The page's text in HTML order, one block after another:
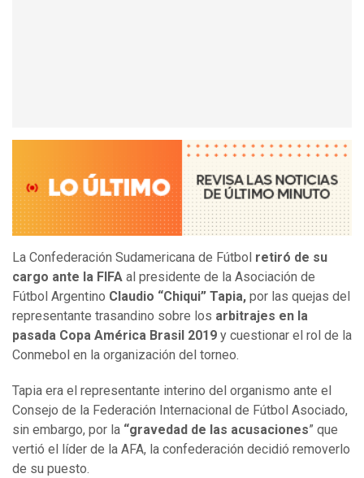
La Confederación Sudamericana de Fútbol retiró de su
cargo ante la FIFA al presidente de la Asociación de
Fútbol Argentino Claudio “Chiqui” Tapia, por las quejas del
representante trasandino sobre los arbitrajes en la
pasada Copa América Brasil 2019 y cuestionar el rol de la
Conmebol en la organización del torneo.
Tapia era el representante interino del organismo ante el
Consejo de la Federación Internacional de Fútbol Asociado,
sin embargo, por la “gravedad de las acusaciones” que
vertió el líder de la AFA, la confederación decidió removerlo
de su puesto.